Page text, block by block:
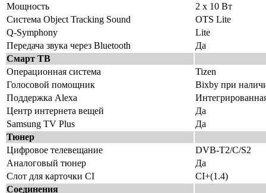
Мощность
2 х 10 Вт
Система Object Tracking Sound
OTS Lite
Q-Symphony
Lite
Передача звука через Bluetooth
Да
Смарт ТВ
Операционная система
Tizen
Голосовой помощник
Bixby при
Поддержка Alexa
Центр интернета вещей
Да
Samsung TV Plus
Да
Тюнер
Цифровое телевещание
DVB-T2/C/S2
Аналоговый тюнер
Да
Слот для карточки CI
CI+(1.4)
Соединения